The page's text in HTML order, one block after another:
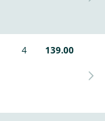
4 139.00